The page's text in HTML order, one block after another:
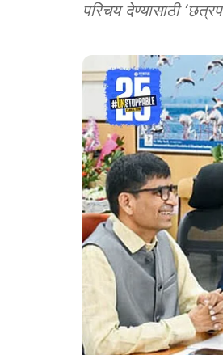
परिचय देण्यासाठी